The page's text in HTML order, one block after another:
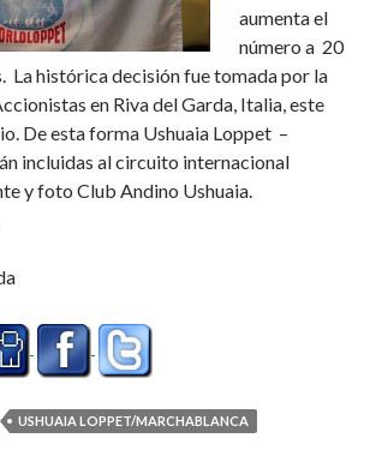
aumenta el
número a 20
La histórica decisión fue tomada por la
en Riva del Garda, Italia, este
De esta forma Ushuaia Loppet –
incluidas al circuito internacional
y foto Club Andino Ushuaia.
será Worldloppet a partir del 2015
USHUAIA LOPPET/MARCHABLANCA